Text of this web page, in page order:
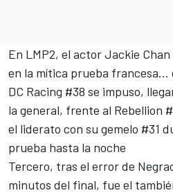
En LMP2, el actor Jackie
en la mítica prueba francesa…
DC Racing #38 se impuso,
la general, frente al Rebellion
el liderato con su gemelo #31
prueba hasta la noche
Tercero, tras el error de
minutos del final, fue el